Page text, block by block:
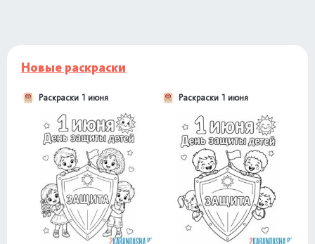
Новые раскраски
Раскраски 1 июня Раскраски 1 июня